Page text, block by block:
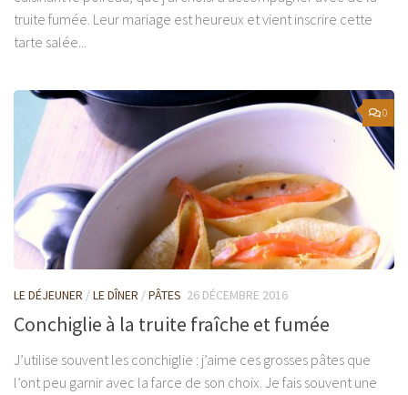
truite fumée. Leur mariage est heureux et vient inscrire cette
tarte salée...
0
LE DÉJEUNER /LE DÎNER /PÂTES 26 DÉCEMBRE 2016
Conchiglie à la truite fraîche et fumée
J’utilise souvent les conchiglie : j’aime ces grosses pâtes que
l’ont peu garnir avec la farce de son choix. Je fais souvent une